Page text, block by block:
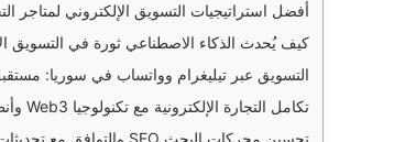
أفضل استراتيجيات التسويق الإلكتروني لمتاجر
كيف يُحدث الذكاء الاصطناعي ثورة في التسويق
التسويق عبر تيليغرام وواتساب في سوريا: مستقبل
تكامل التجارة الإلكترونية مع تكنولوجيا Web3 وأنظمة الدفع الرقمي المتقدمة في سوريا 2025
تحسين محركات البحث SEO والتوافق مع تحديثات Google 2025 لضمان تصدر نتائج البحث